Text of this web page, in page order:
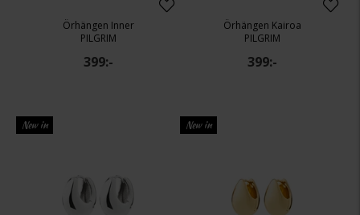
Örhängen Inner
PILGRIM
399:-
Örhängen Kairoa
PILGRIM
399:-
New in New in